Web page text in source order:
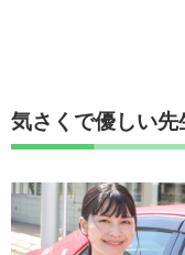
気さくで優しい先